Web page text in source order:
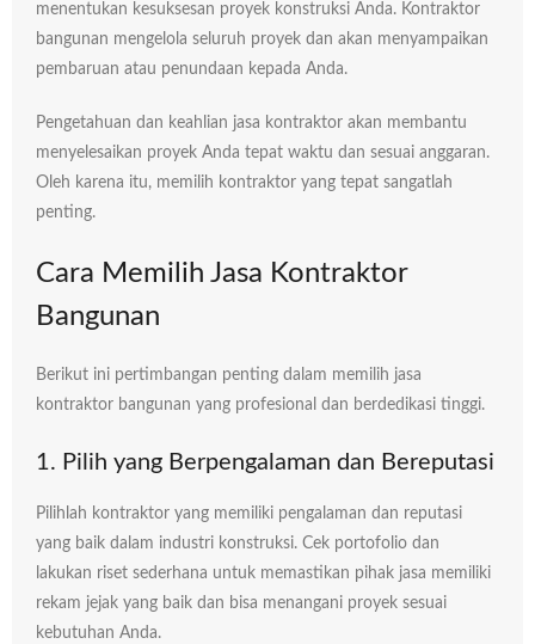
menentukan kesuksesan proyek konstruksi Anda. Kontraktor
bangunan mengelola seluruh proyek dan akan menyampaikan
pembaruan atau penundaan kepada Anda.
Pengetahuan dan keahlian jasa kontraktor akan membantu
menyelesaikan proyek Anda tepat waktu dan sesuai anggaran.
Oleh karena itu, memilih kontraktor yang tepat sangatlah
penting.
Cara Memilih Jasa Kontraktor
Bangunan
Berikut ini pertimbangan penting dalam memilih jasa
kontraktor bangunan yang profesional dan berdedikasi tinggi.
1. Pilih yang Berpengalaman dan Bereputasi
Pilihlah kontraktor yang memiliki pengalaman dan reputasi
yang baik dalam industri konstruksi. Cek portofolio dan
lakukan riset sederhana untuk memastikan pihak jasa memiliki
rekam jejak yang baik dan bisa menangani proyek sesuai
kebutuhan Anda.